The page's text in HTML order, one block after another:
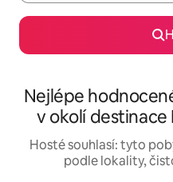
Nejlépe
v okolí destinace
Hosté souhlasí: tyto
podle lokality,